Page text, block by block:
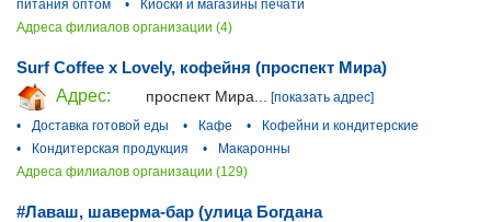
питания оптом
•
Киоски и магазины печати
Адреса филиалов организации (4)
Surf Coffee x Lovely, кофейня (проспект Мира)
Адрес:
проспект Мира...
[показать адрес]
•
Доставка готовой еды • Кафе •
Кофейни и кондитерские
•
Кондитерская продукция •
Макаронны
Адреса филиалов организации (129)
#Лаваш, шаверма-бар (улица Богдана